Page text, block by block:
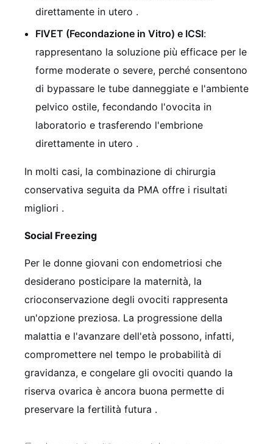
direttamente in utero .
FIVET (Fecondazione in Vitro) e ICSI:
rappresentano la soluzione più efficace per le
forme moderate o severe, perché consentono
di bypassare le tube danneggiate e l'ambiente
pelvico ostile, fecondando l'ovocita in
laboratorio e trasferendo l'embrione
direttamente in utero .
In molti casi, la combinazione di chirurgia
conservativa seguita da PMA offre i risultati
migliori .
Social Freezing
Per le donne giovani con endometriosi che
desiderano posticipare la maternità, la
crioconservazione degli ovociti rappresenta
un'opzione preziosa. La progressione della
malattia e l'avanzare dell'età possono, infatti,
compromettere nel tempo le probabilità di
gravidanza, e congelare gli ovociti quando la
riserva ovarica è ancora buona permette di
preservare la fertilità futura .